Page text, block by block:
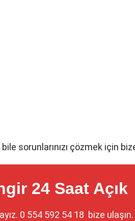
sorunlarınızı çözmek için
24 Saat Açık
0 554 592 54 18 bize ulaşın.